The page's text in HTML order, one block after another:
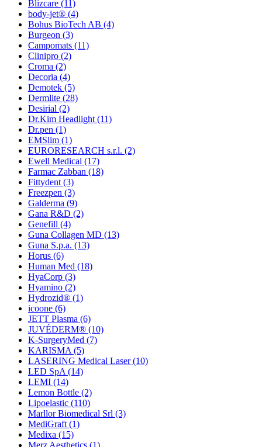
Blizcare (11)
body-jet® (4)
Bohus BioTech AB (4)
Burgeon (3)
Campomats (11)
Clinipro (2)
Croma (2)
Decoria (4)
Demotek (5)
Dermlite (28)
Desirial (2)
Dr.Kim Headlight (11)
Dr.pen (1)
EMSlim (1)
EURORESEARCH s.r.l. (2)
Ewell Medical (17)
Farmac Zabban (18)
Fittydent (3)
Freezpen (3)
Galderma (9)
Gana R&D (2)
Genefill (4)
Guna Collagen MD (13)
Guna S.p.a. (13)
Horus (6)
Human Med (18)
HyaCorp (3)
Hyamino (2)
Hydrozid® (1)
icoone (6)
JETT Plasma (6)
JUVÉDERM® (10)
K-SurgeryMed (7)
KARISMA (5)
LASERING Medical Laser(10)
LED SpA (14)
LEMI (14)
Lemon Bottle (2)
Lipoelastic (110)
Marllor Biomedical Srl (3)
MediGraft (1)
Medixa (15)
Merz Aesthetics (1)